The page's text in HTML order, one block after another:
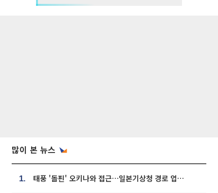
많이 본 뉴스
1. 태풍 '돌핀' 오키나와 접근…일본기상청 경로 업데이트